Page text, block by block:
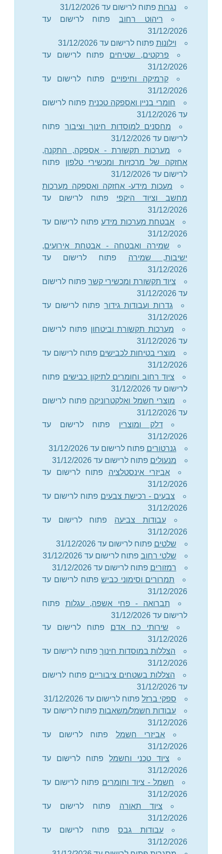
נגרות פתוח לרישום עד 31/12/2026
ריהוט רחוב פתוח לרישום עד
31/12/2026
וילונות פתוח לרישום עד 31/12/2026
פרקטים, שטיחים פתוח לרישום עד
31/12/2026
קרמיקה וחיפויים פתוח לרישום עד
31/12/2026
חומרי בניין ואספקה טכניתפתוח לרישום
עד 31/12/2026
מחסנים למוסדות חינוך וציבור פתוח
לרישום עד 31/12/2026
מערכות תקשורת - אספקה, התקנה,
אחזקה של מרכזיות ומכשירי טלפון פתוח
לרישום עד 31/12/2026
מעכות מידע- אחזקה ואספקה מערכות
מחשב וציוד היקפי פתוח לרישום עד
31/12/2026
אבטחת מערכות מידעפתוח לרישום עד
31/12/2026
שמירה ואבטחה - אבטחת אירועים,
ישיבות, שמירה פתוח לרישום עד
31/12/2026
ציוד תקשורת ומכשירי קשרפתוח לרישום
עד 31/12/2026
גדרות ועבודות גידור פתוח לרישום עד
31/12/2026
מערכות תקשורת וביטחון פתוח לרישום
עד 31/12/2026
מוצרי בטיחות לכבישים פתוח לרישום עד
31/12/2026
ציוד רחוב וחומרים לתיקון כבישים פתוח
לרישום עד 31/12/2026
מוצרי חשמל ואלקטרוניקה פתוח לרישום
עד 31/12/2026
דלק ומוצריו פתוח לרישום עד
31/12/2026
גנרטורים פתוח לרישום עד 31/12/2026
מנעולים פתוח לרישום עד 31/12/2026
אביזרי אינסטלציה פתוח לרישום עד
31/12/2026
צבעים - רכישת צבעים פתוח לרישום עד
31/12/2026
עבודות צביעה פתוח לרישום עד
31/12/2026
שלטים פתוח לרישום עד 31/12/2026
שלטי רחוב פתוח לרישום עד 31/12/2026
רמזורים פתוח לרישום עד 31/12/2026
תמרורים וסימוני כבישפתוח לרישום עד
31/12/2026
תברואה - פחי אשפה, עגלות פתוח
לרישום עד 31/12/2026
שירותי כח אדם פתוח לרישום עד
31/12/2026
הצללות במוסדות חינוךפתוח לרישום עד
31/12/2026
הצללות בשטחים ציבוריים פתוח לרישום
עד 31/12/2026
ספקי ברזל פתוח לרישום עד 31/12/2026
עבודות חשמל/משאבות פתוח לרישום עד
31/12/2026
אביזרי חשמל פתוח לרישום עד
31/12/2026
ציוד טכני וחשמלפתוח לרישום עד
31/12/2026
חשמל - ציוד וחומרים פתוח לרישום עד
31/12/2026
ציוד תאורה פתוח לרישום עד
31/12/2026
עבודות גבס פתוח לרישום עד
31/12/2026